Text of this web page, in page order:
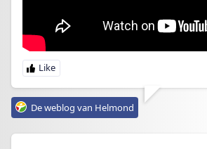
De weblog van Helmond